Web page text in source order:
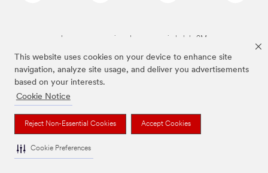
This website uses cookies on your device to enhance site
navigation, analyze site usage, and deliver you advertisements
based on your interests.
Cookie Notice
Reject Non-Essential Cookies Accept Cookies
Cookie Preferences
Las marcas mencionadas son propiedad de 3M